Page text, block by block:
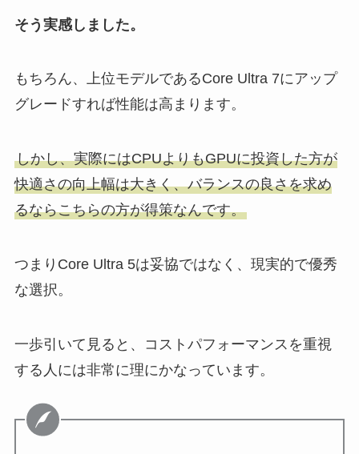
そう実感しました。
もちろん、上位モデルであるCore Ultra 7にアップ
グレードすれば性能は高まります。
しかし、実際にはCPUよりもGPUに投資した方が
快適さの向上幅は大きく、バランスの良さを求め
るならこちらの方が得策なんです。
つまりCore Ultra 5は妥協ではなく、現実的で優秀
な選択。
一歩引いて見ると、コストパフォーマンスを重視
する人には非常に理にかなっています。